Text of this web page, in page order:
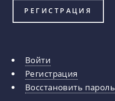
Главные
вкладки
Войти
Регистрация
Восстановить пароль